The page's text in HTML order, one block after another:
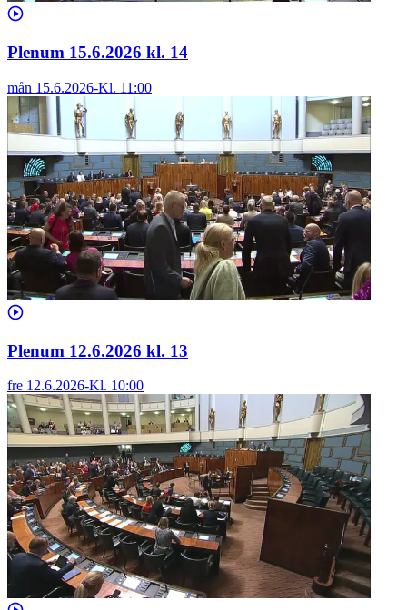
Plenum 15.6.2026 kl. 14
mån 15.6.2026-Kl. 11:00
Plenum 12.6.2026 kl. 13
fre 12.6.2026-Kl. 10:00